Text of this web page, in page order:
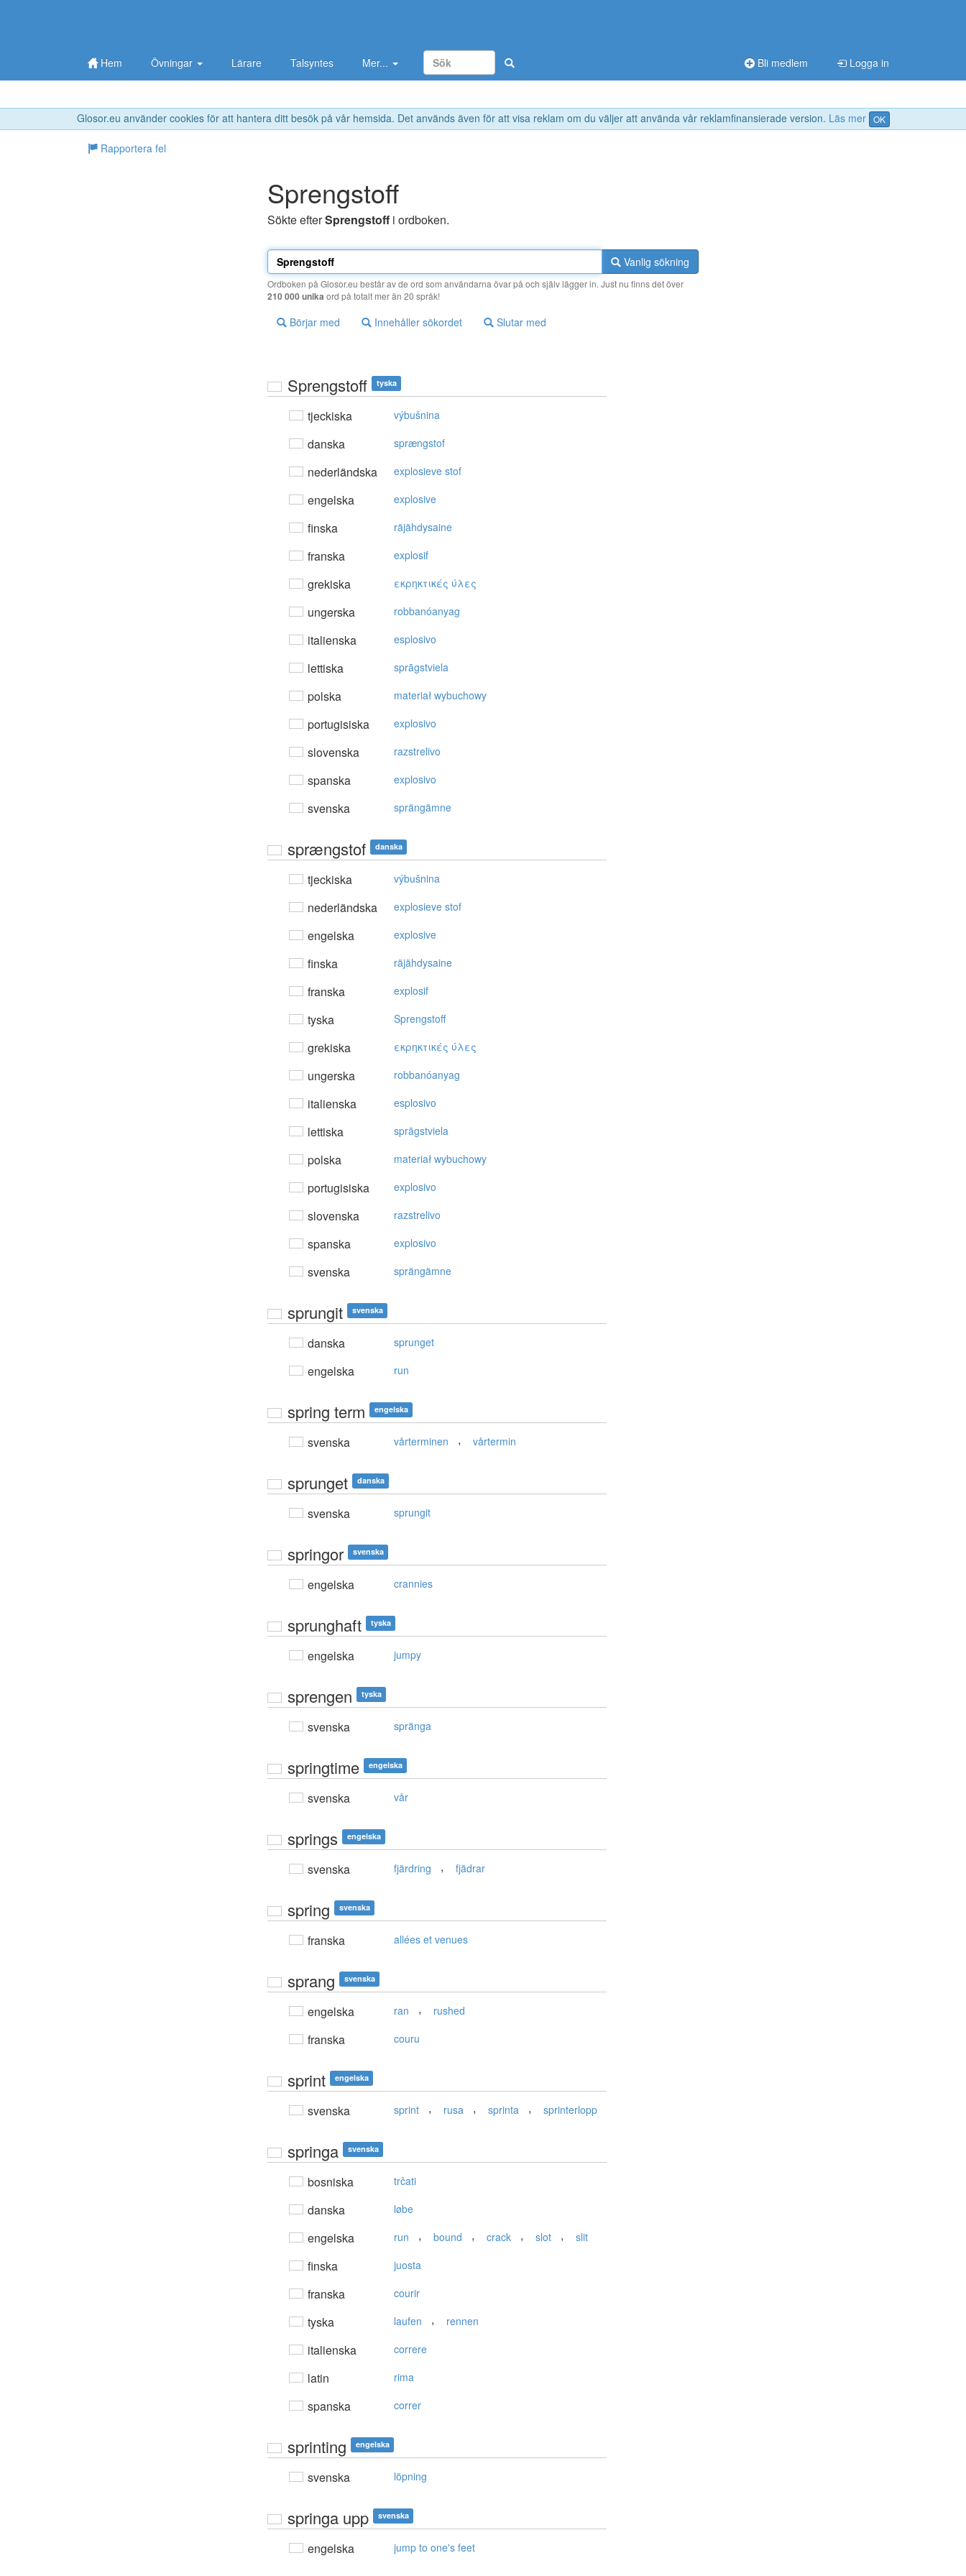
Glosor.eu använder cookies för att hantera ditt besök på vår hemsida. Det används även för att visa reklam om du väljer att använda vår reklamfinansierade version. Läs mer OK
Hem Övningar Lärare Talsyntes Mer... Bli medlem Logga in
Rapportera fel
Sprengstoff
Sökte efterSprengstoff i ordboken.
Vanlig sökning
Ordboken på Glosor.eu består av de ord som användarna övar på och själv lägger in. Just nu finns det över
210 000 unika ord på totalt mer än 20 språk!
Börjar med Innehåller sökordet Slutar med
Sprengstoff tyska
tjeckiska výbušnina
danska sprængstof
nederländska explosieve stof
engelska explosive
finska räjähdysaine
franska explosif
grekiska εκρηκτικές ύλες
ungerska robbanóanyag
italienska esplosivo
lettiska sprāgstviela
polska materiał wybuchowy
portugisiska explosivo
slovenska razstrelivo
spanska explosivo
svenska sprängämne
sprængstof danska
tjeckiska výbušnina
nederländska explosieve stof
engelska explosive
finska räjähdysaine
franska explosif
tyska Sprengstoff
grekiska εκρηκτικές ύλες
ungerska robbanóanyag
italienska esplosivo
lettiska sprāgstviela
polska materiał wybuchowy
portugisiska explosivo
slovenska razstrelivo
spanska explosivo
svenska sprängämne
sprungit svenska
danska sprunget
engelska run
spring term engelska
svenska vårterminen , vårtermin
sprunget danska
svenska sprungit
springor svenska
engelska crannies
sprunghaft tyska
engelska jumpy
sprengen tyska
svenska spränga
springtime engelska
svenska vår
springs engelska
svenska fjärdring , fjädrar
spring svenska
franska allées et venues
sprang svenska
engelska ran , rushed
franska couru
sprint engelska
svenska sprint , rusa , sprinta , sprinterlopp
springa svenska
bosniska trčati
danska løbe
engelska run , bound , crack , slot , slit
finska juosta
franska courir
tyska laufen , rennen
italienska correre
latin rima
spanska correr
sprinting engelska
svenska löpning
springa upp svenska
engelska jump to one's feet